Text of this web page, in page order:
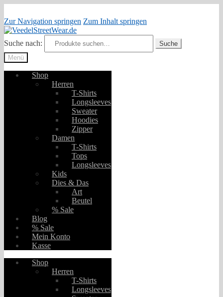
Zur Navigation springen Zum Inhalt springen
Suche nach:
Suche
Menü
Shop
Herren
T-Shirts
Longsleeves
Sweater
Hoodies
Zipper
Damen
T-Shirts
Tops
Longsleeves
Kids
Dies & Das
Art
Beutel
% Sale
Blog
% Sale
Mein Konto
Kasse
Shop
Herren
T-Shirts
Longsleeves